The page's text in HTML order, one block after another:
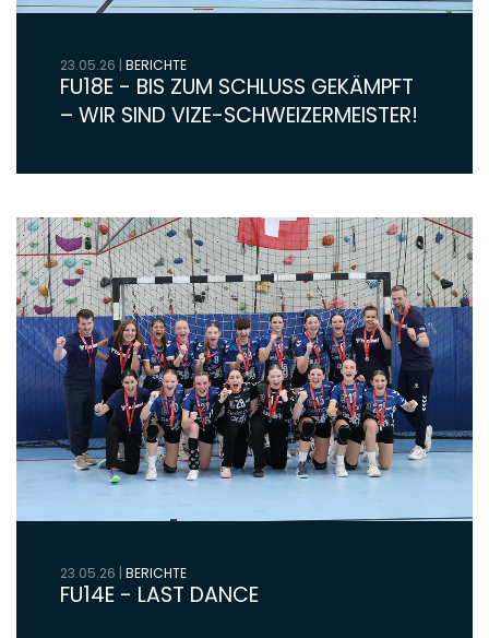
23.05.26 | BERICHTE
FU18E - BIS ZUM SCHLUSS GEKÄMPFT
– WIR SIND VIZE-SCHWEIZERMEISTER!
23.05.26 BERICHTE
FU14E - LAST DANCE